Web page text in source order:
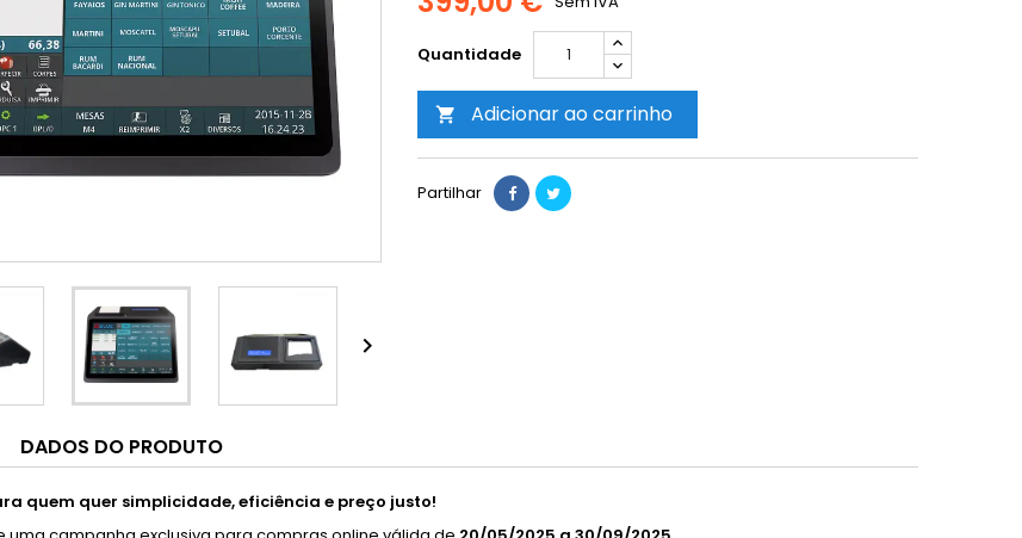

Quantidade
 Adicionar ao carrinho
Partilhar
DADOS DO PRODUTO
quem quer simplicidade, eficiência e preço justo!